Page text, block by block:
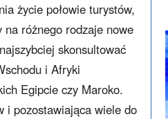
życie połowie turystów,
na różnego rodzaje nowe
skonsultować
i Afryki
Egipcie czy Maroko.
i pozostawiająca wiele do